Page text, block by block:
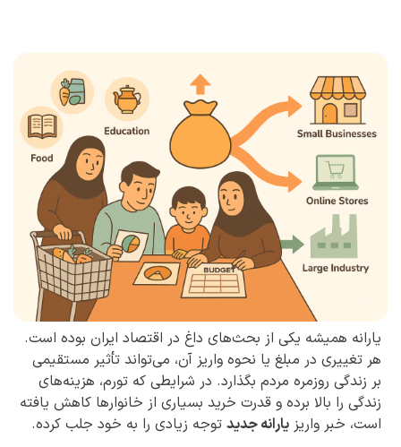
یارانه همیشه یکی از بحث‌های داغ در اقتصاد ایران بوده است.
هر تغییری در مبلغ یا نحوه واریز آن، می‌تواند تأثیر مستقیمی
بر زندگی روزمره مردم بگذارد. در شرایطی که تورم، هزینه‌های
زندگی را بالا برده و قدرت خرید بسیاری از خانوارها کاهش یافته
است، خبر واریز یارانه جدید توجه زیادی را به خود جلب کرده.